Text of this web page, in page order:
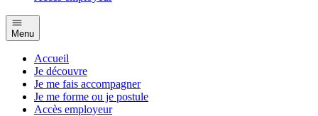
Menu
Accueil
Je découvre
Je me fais accompagner
Je me forme ou je postule
Accès employeur